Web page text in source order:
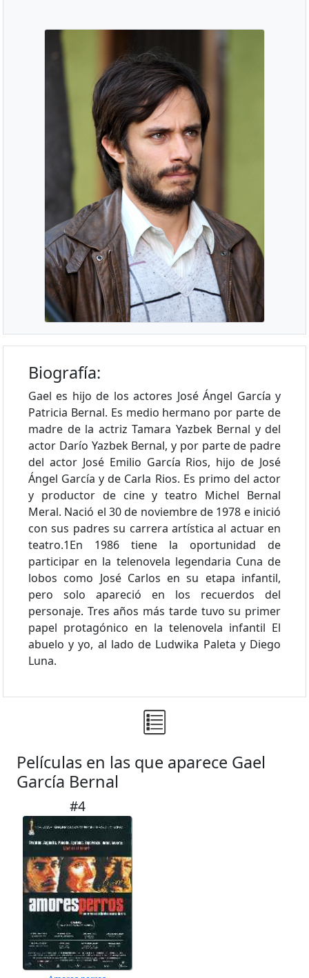
Biografía:
Gael es hijo de los actores José Ángel García y
Patricia Bernal. Es medio hermano por parte de
madre de la actriz Tamara Yazbek Bernal y del
actor Darío Yazbek Bernal, y por parte de padre
del actor José Emilio García Rios, hijo de José
Ángel García y de Carla Rios. Es primo del actor
y productor de cine y teatro Michel Bernal
Meral. Nació el 30 de noviembre de 1978 e inició
con sus padres su carrera artística al actuar en
teatro.1​ En 1986 tiene la oportunidad de
participar en la telenovela legendaria Cuna de
lobos como José Carlos en su etapa infantil,
pero solo apareció en los recuerdos del
personaje. Tres años más tarde tuvo su primer
papel protagónico en la telenovela infantil El
abuelo y yo, al lado de Ludwika Paleta y Diego
Luna.
Películas en las que aparece Gael
García Bernal
#4